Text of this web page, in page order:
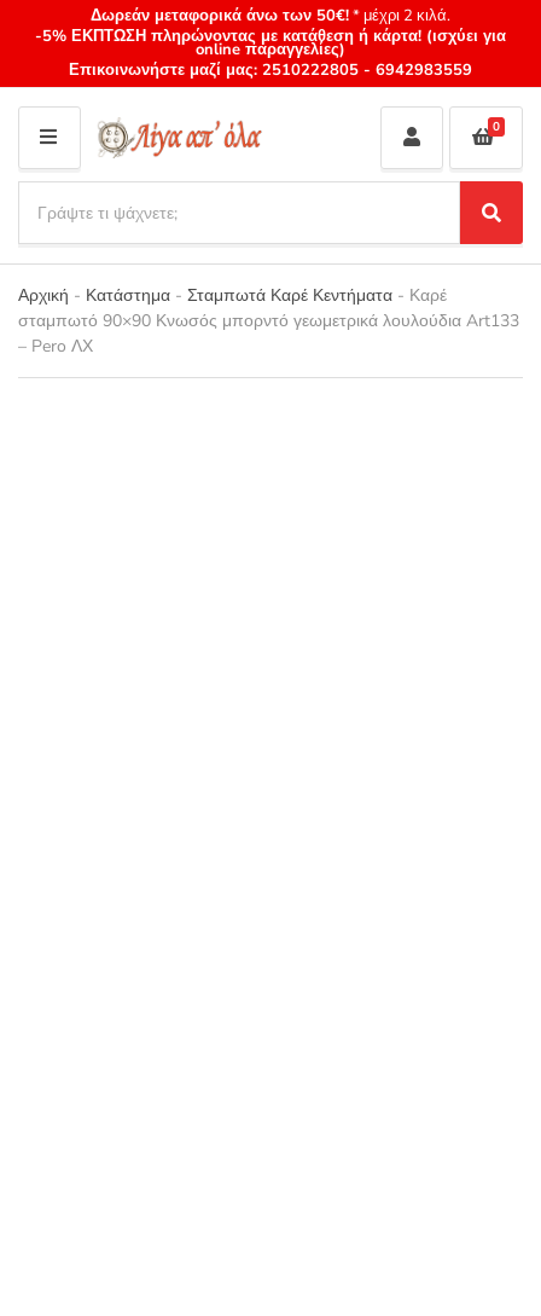
Δωρεάν μεταφορικά άνω των 50€!* μέχρι 2 κιλά.
-5% ΕΚΠΤΩΣΗ πληρώνοντας με κατάθεση ή κάρτα! (ισχύει για
online παραγγελίες)
Επικοινωνήστε μαζί μας: 2510222805 - 6942983559
M
E
N
U
Category
name
a
r
c
h
p
r
S
e
a
c
0
Αρχική - Κατάστημα - Σταμπωτά Καρέ Κεντήματα - Καρέ
σταμπωτό 90×90 Κνωσός μπορντό γεωμετρικά λουλούδια Art133
– Pero ΛΧ